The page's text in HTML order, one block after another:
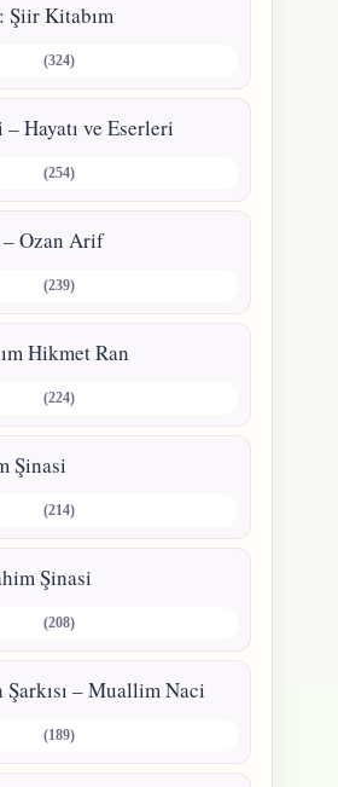
Şiir Kitabım
(324)
Hayatı ve Eserleri
(254)
Ozan Arif
(239)
Hikmet Ran
(224)
Şinasi
(214)
Şinasi
(208)
Şarkısı – Muallim Naci
(189)